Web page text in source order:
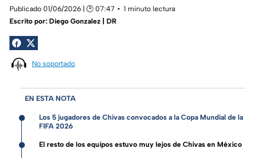
Publicado 01/06/2026 | 🕑 07:47
1 minuto lectura
Escrito por: Diego Gonzalez | DR
No soportado
EN ESTA NOTA
Los 5 jugadores de Chivas convocados a la Copa Mundial de la
FIFA 2026
El resto de los equipos estuvo muy lejos de Chivas en México